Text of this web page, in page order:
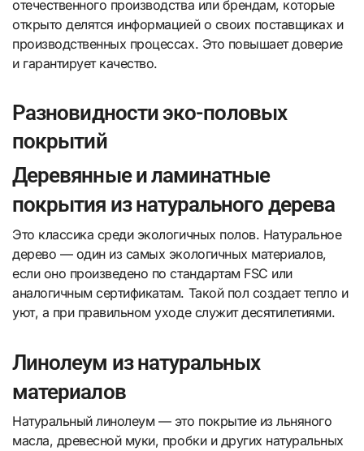
отечественного производства или брендам, которые
открыто делятся информацией о своих поставщиках и
производственных процессах. Это повышает доверие
и гарантирует качество.
Разновидности эко-половых
покрытий
Деревянные и ламинатные
покрытия из натурального дерева
Это классика среди экологичных полов. Натуральное
дерево — один из самых экологичных материалов,
если оно произведено по стандартам FSC или
аналогичным сертификатам. Такой пол создает тепло и
уют, а при правильном уходе служит десятилетиями.
Линолеум из натуральных
материалов
Натуральный линолеум — это покрытие из льняного
масла, древесной муки, пробки и других натуральных